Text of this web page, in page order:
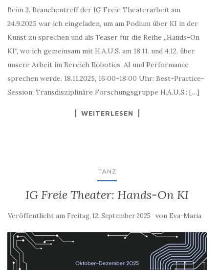
Beim 3. Branchentreff der IG Freie Theaterarbeit am
24.9.2025 war ich eingeladen, um am Podium über KI in der
Kunst zu sprechen und als Teaser für die Reihe „Hands-On
KI“, wo ich gemeinsam mit H.A.U.S. am 18.11. und 4.12. über
unsere Arbeit im Bereich Robotics, AI und Performance
sprechen werde. 18.11.2025, 16:00-18:00 Uhr: Best-Practice-
Session: Transdisziplinäre Forschungsgruppe H.A.U.S.: […]
WEITERLESEN
TANZ
IG Freie Theater: Hands-On KI
Veröffentlicht am Freitag, 12. September 2025 von Eva-Maria